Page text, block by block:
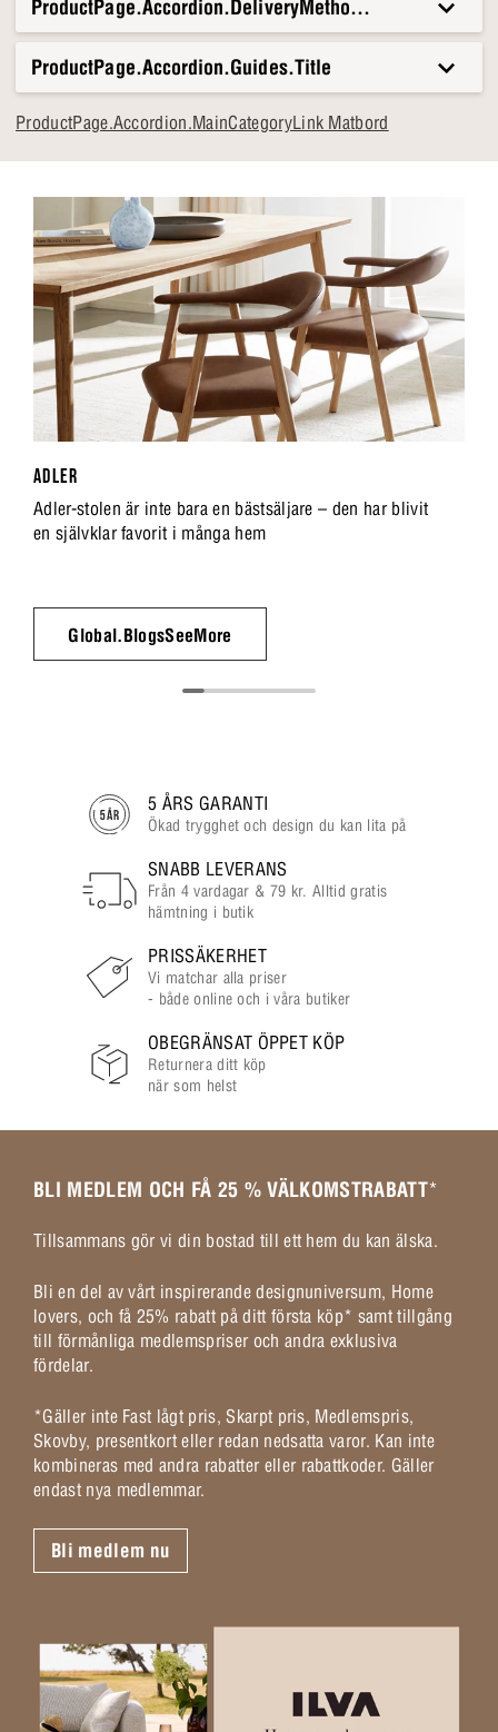
och familj. Ett bord som gör ditt hem levande och
inbjudande.
ProductPage.Accordion.DeliveryMethods.Title
ProductPage.Accordion.Guides.Title
ProductPage.Accordion.MainCategoryLink Matbord
ADLER
Adler-stolen är inte bara en bästsäljare – den har blivit
en självklar favorit i många hem
Global.BlogsSeeMore
5 ÅRS GARANTI
Ökad trygghet och design du kan lita på
SNABB LEVERANS
Från 4 vardagar & 79 kr. Alltid gratis
hämtning i butik
PRISSÄKERHET
Vi matchar alla priser
- både online och i våra butiker
OBEGRÄNSAT ÖPPET KÖP
Returnera ditt köp
när som helst
BLI MEDLEM OCH FÅ 25 % VÄLKOMSTRABATT*
Tillsammans gör vi din bostad till ett hem du kan älska.
Bli en del av vårt inspirerande designuniversum, Home
lovers, och få 25% rabatt på ditt första köp* samt tillgång
till förmånliga medlemspriser och andra exklusiva
fördelar.
*Gäller inte Fast lågt pris, Skarpt pris, Medlemspris,
Skovby, presentkort eller redan nedsatta varor. Kan inte
kombineras med andra rabatter eller rabattkoder. Gäller
endast nya medlemmar.
Bli medlem nu